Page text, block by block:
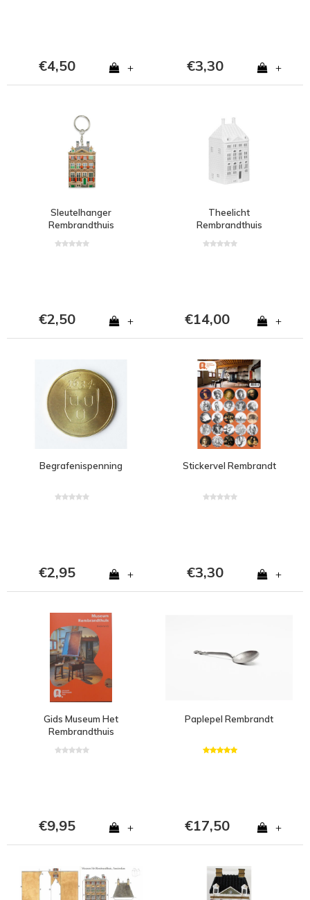
€4,50 + €3,30 +
Sleutelhanger
Rembrandthuis
€2,50 +
Theelicht
Rembrandthuis
€14,00 +
Begrafenispenning
€2,95 +
Stickervel Rembrandt
€3,30 +
Gids Museum Het
Rembrandthuis
€9,95 +
Paplepel Rembrandt
€17,50 +